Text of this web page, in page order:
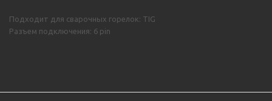
Подходит для сварочных горелок: TIG
Разъем подключения: 6 pin